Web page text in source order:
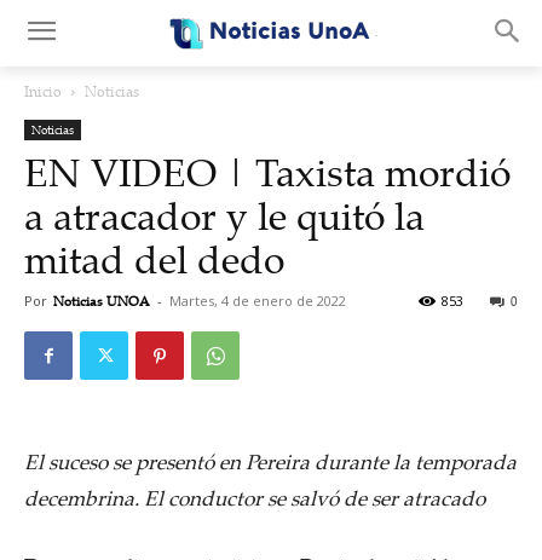
Inicio Noticias
Noticias
EN VIDEO | Taxista mordió
a atracador y le quitó la
mitad del dedo
Por Noticias UNOA - Martes, 4 de enero de 2022 0
853
El suceso se presentó en Pereira durante la temporada
decembrina. El conductor se salvó de ser atracado